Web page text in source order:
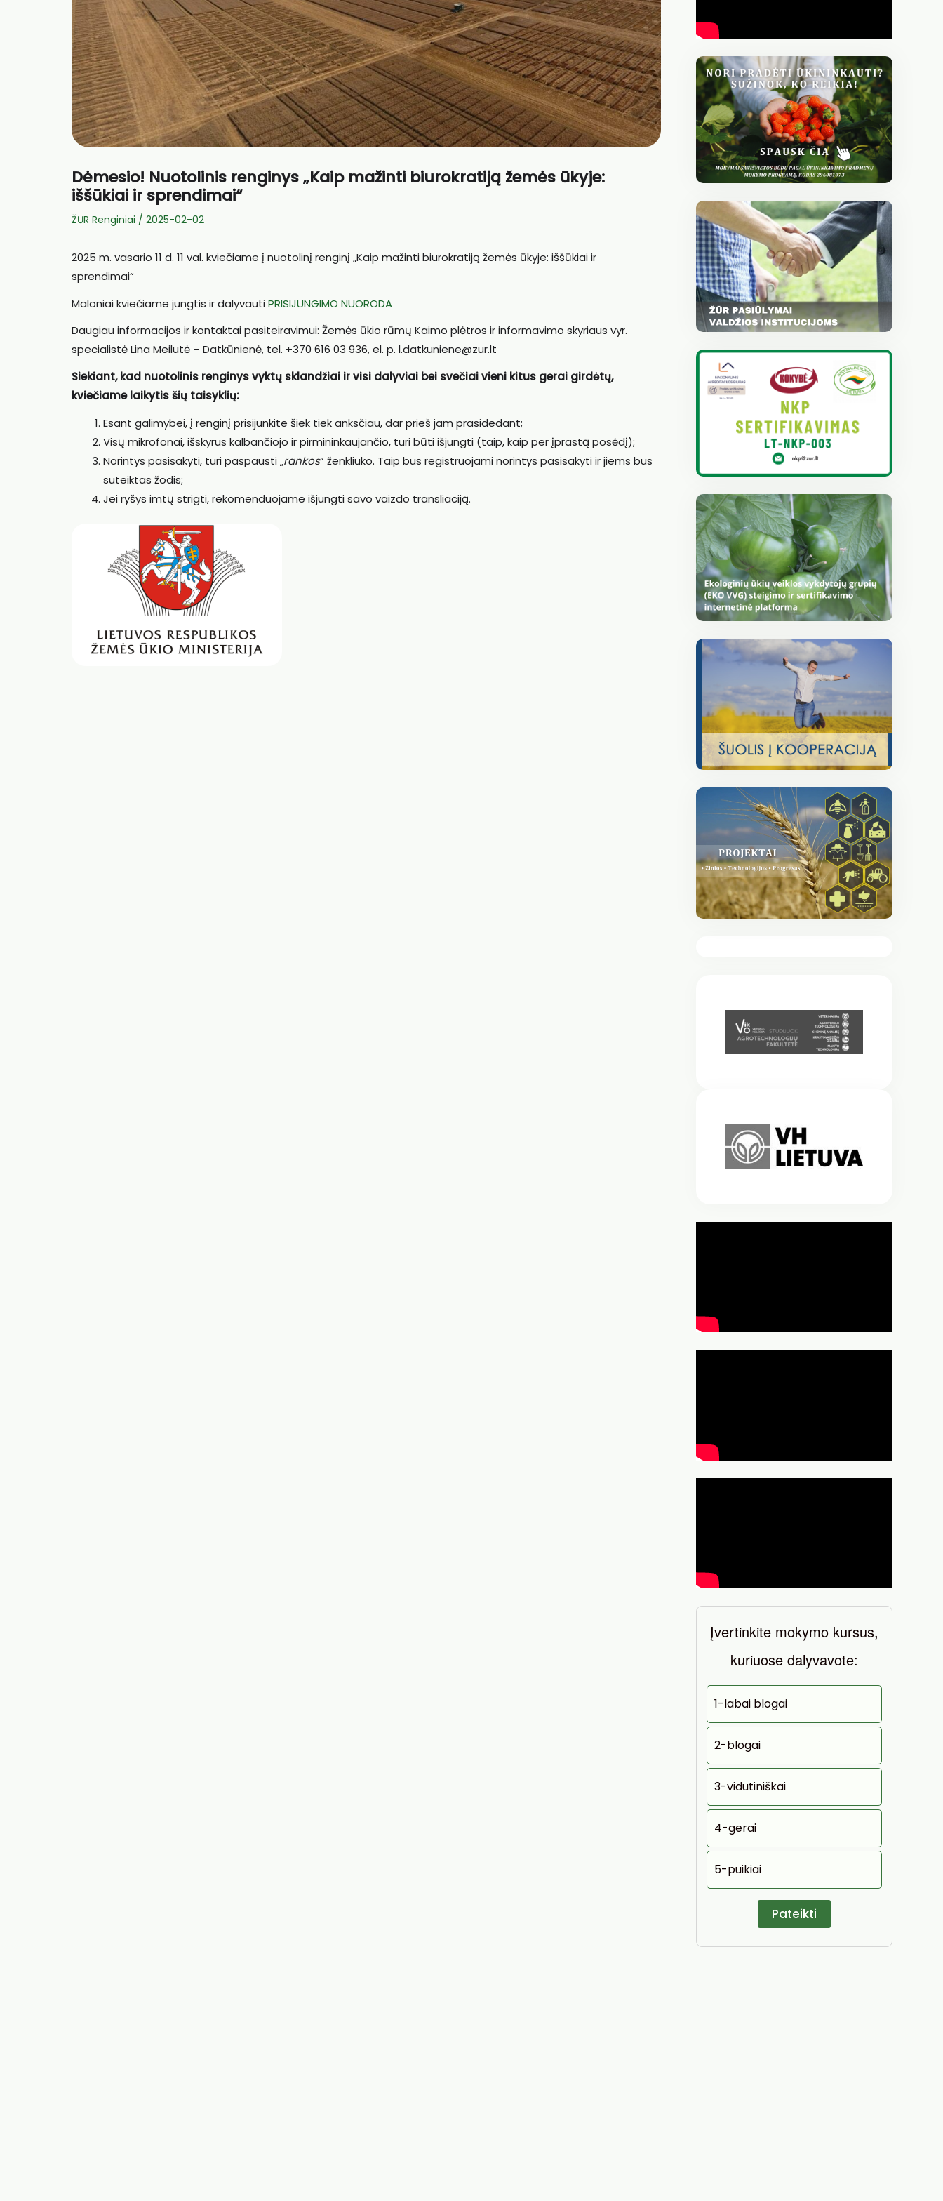
Dėmesio! Nuotolinis renginys „Kaip mažinti biurokratiją žemės ūkyje:
iššūkiai ir sprendimai“
ŽŪR Renginiai / 2025-02-02
2025 m. vasario 11 d. 11 val. kviečiame į nuotolinį renginį „Kaip mažinti biurokratiją žemės ūkyje: iššūkiai ir
sprendimai“
Maloniai kviečiame jungtis ir dalyvautiPRISIJUNGIMO NUORODA
Daugiau informacijos ir kontaktai pasiteiravimui: Žemės ūkio rūmų Kaimo plėtros ir informavimo skyriaus vyr.
specialistė Lina Meilutė – Datkūnienė, tel. +370 616 03 936, el. p. l.datkuniene@zur.lt
Siekiant, kad nuotolinis renginys vyktų sklandžiai ir visi dalyviai bei svečiai vieni kitus gerai girdėtų,
kviečiame laikytis šių taisyklių:
Esant galimybei, į renginį prisijunkite šiek tiek anksčiau, dar prieš jam prasidedant;
Visų mikrofonai, išskyrus kalbančiojo ir pirmininkaujančio, turi būti išjungti (taip, kaip per įprastą posėdį);
Norintys pasisakyti, turi paspausti „rankos“ ženkliuko. Taip bus registruojami norintys pasisakyti ir jiems bus
suteiktas žodis;
Jei ryšys imtų strigti, rekomenduojame išjungti savo vaizdo transliaciją.
Įvertinkite mokymo kursus,
kuriuose dalyvavote:
1-labai blogai
2-blogai
3-vidutiniškai
4-gerai
5-puikiai